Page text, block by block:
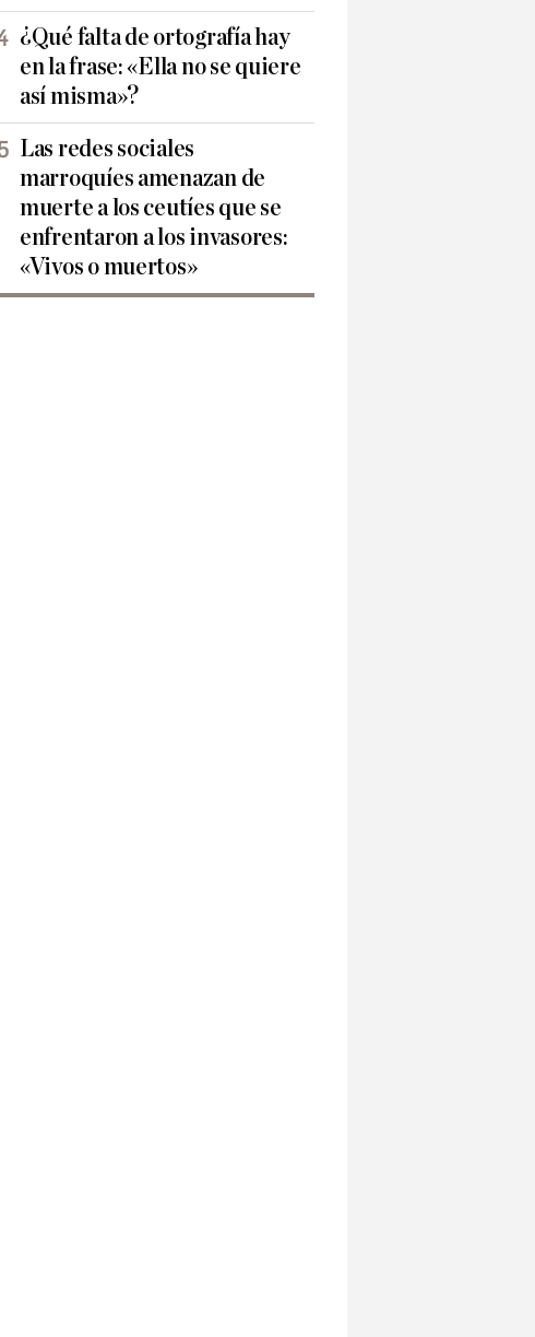
¿Qué falta de ortografía hay
en la frase: «Ella no se quiere
así misma»?
Las redes sociales
marroquíes amenazan de
muerte a los ceutíes que se
enfrentaron a los invasores:
«Vivos o muertos»